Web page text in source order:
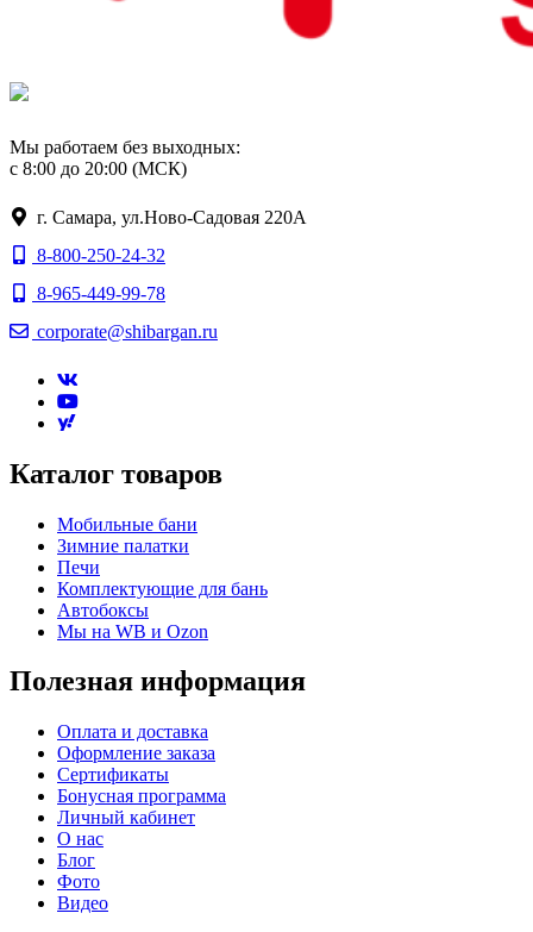
Мы работаем без выходных:
с 8:00 до 20:00 (МСК)
г. Самара, ул.Ново-Садовая 220А
8-800-250-24-32
8-965-449-99-78
corporate@shibargan.ru
Каталог товаров
Мобильные бани
Зимние палатки
Печи
Комплектующие для бань
Автобоксы
Мы на WB и Ozon
Полезная информация
Оплата и доставка
Оформление заказа
Сертификаты
Бонусная программа
Личный кабинет
О нас
Блог
Фото
Видео